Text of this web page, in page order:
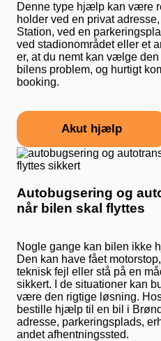
Denne type hjælp kan være
holder ved en privat
Station, ved en
ved stadionområdet eller et
er, at du nemt kan vælge den
bilens problem, og hurtigt
booking.
Akut hjælp
Autobugsering og
når bilen skal flyttes
Nogle gange kan bilen ikke
Den kan have fået
teknisk fejl eller stå på en
sikkert. I de situationer kan
være den rigtige løsning.
bestille hjælp til en bil i
adresse, parkeringsplads,
andet afhentningssted.